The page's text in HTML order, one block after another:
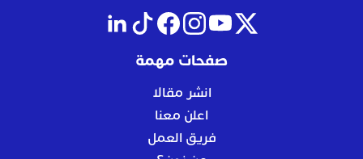
صفحات مهمة
انشر مقالا
اعلن معنا
فريق العمل